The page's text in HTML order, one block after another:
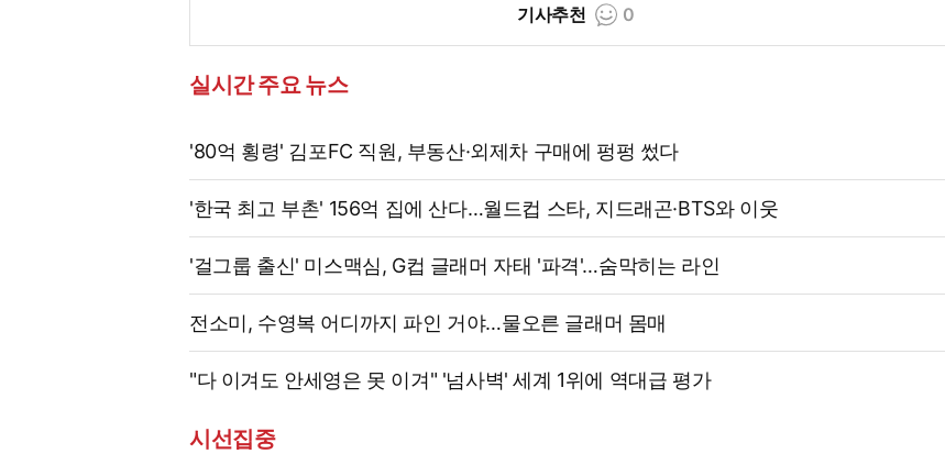
기사추천 0
실시간 주요 뉴스
'80억 횡령' 김포FC 직원, 부동산·외제차 구매에 펑펑 썼다
'한국 최고 부촌' 156억 집에 산다…월드컵 스타, 지드래곤·BTS와 이웃
'걸그룹 출신' 미스맥심, G컵 글래머 자태 '파격'…숨막히는 라인
전소미, 수영복 어디까지 파인 거야…물오른 글래머 몸매
"다 이겨도 안세영은 못 이겨" '넘사벽' 세계 1위에 역대급 평가
시선집중